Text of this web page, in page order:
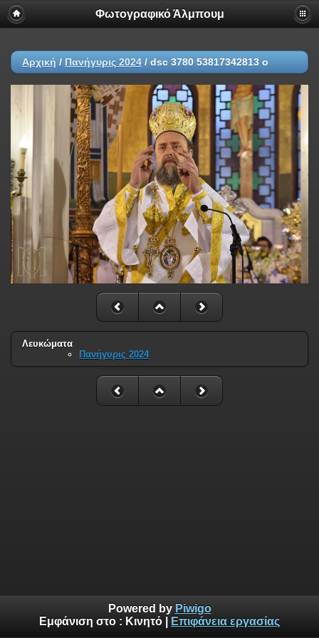
Φωτογραφικό Άλμπουμ
Αρχική / Πανήγυρις 2024 / dsc 3780 53817342813 o
Λευκώματα
Πανήγυρις 2024
Powered by Piwigo
Εμφάνιση στο : Κινητό Επιφάνεια εργασίας